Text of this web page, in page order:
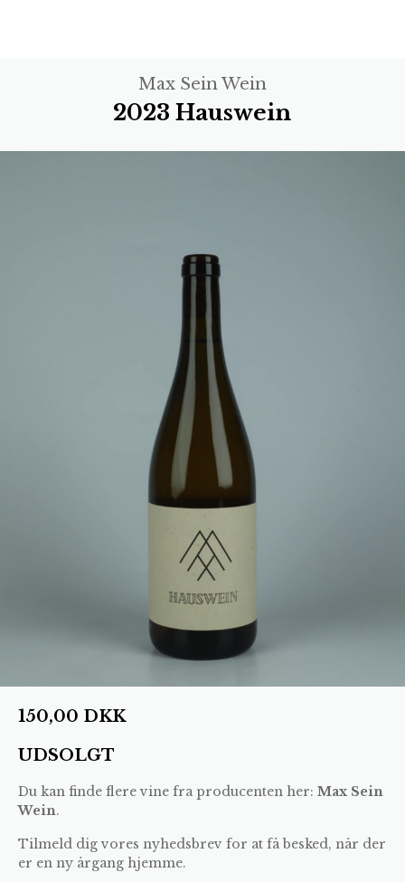
Max Sein Wein
2023 Hauswein
150,00 DKK
UDSOLGT
Du kan finde flere vine fra producenten her: Max Sein
Wein.
Tilmeld dig vores nyhedsbrev for at få besked, når der
er en ny årgang hjemme.